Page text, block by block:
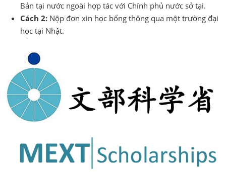
Bản tại nước ngoài hợp tác với Chính phủ nước sở tại.
Cách 2: Nộp đơn xin học bổng thông qua một trường đại
học tại Nhật.